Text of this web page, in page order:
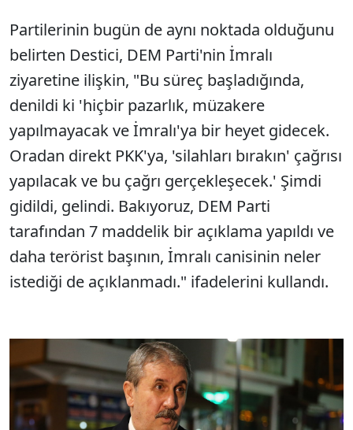
Partilerinin bugün de aynı noktada olduğunu
belirten Destici, DEM Parti'nin İmralı
ziyaretine ilişkin, "Bu süreç başladığında,
denildi ki 'hiçbir pazarlık, müzakere
yapılmayacak ve İmralı'ya bir heyet gidecek.
Oradan direkt PKK'ya, 'silahları bırakın' çağrısı
yapılacak ve bu çağrı gerçekleşecek.' Şimdi
gidildi, gelindi. Bakıyoruz, DEM Parti
tarafından 7 maddelik bir açıklama yapıldı ve
daha terörist başının, İmralı canisinin neler
istediği de açıklanmadı." ifadelerini kullandı.